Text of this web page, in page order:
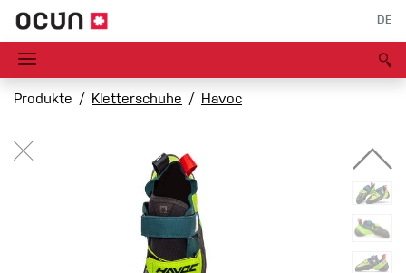
DE
Produkte Kletterschuhe Havoc